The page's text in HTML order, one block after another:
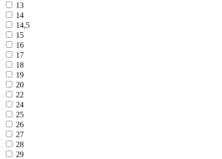
13
14
14,5
15
16
17
18
19
20
22
24
25
26
27
28
29